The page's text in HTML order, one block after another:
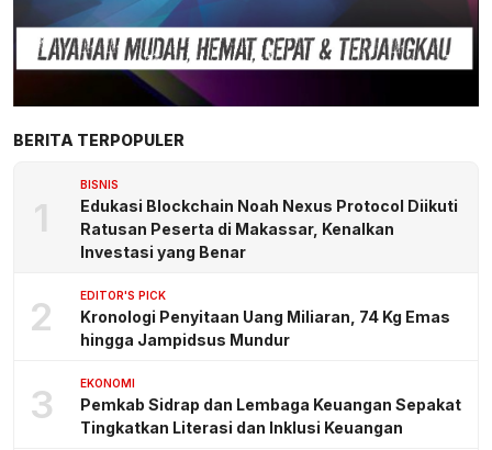
BERITA TERPOPULER
1
BISNIS
Edukasi Blockchain Noah Nexus Protocol Diikuti
Ratusan Peserta di Makassar, Kenalkan
Investasi yang Benar
2 EDITOR'S PICK
Kronologi Penyitaan Uang Miliaran, 74 Kg Emas
hingga Jampidsus Mundur
3 EKONOMI
Pemkab Sidrap dan Lembaga Keuangan Sepakat
Tingkatkan Literasi dan Inklusi Keuangan